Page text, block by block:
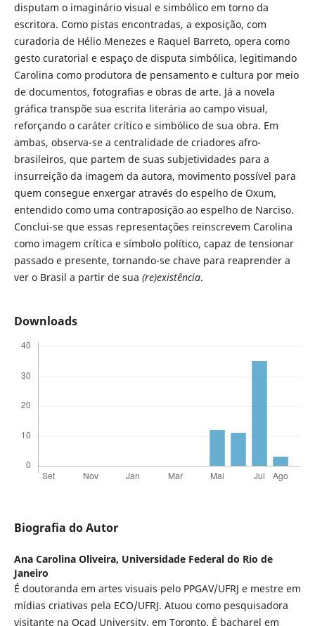
disputam o imaginário visual e simbólico em torno da
escritora. Como pistas encontradas, a exposição, com
curadoria de Hélio Menezes e Raquel Barreto, opera como
gesto curatorial e espaço de disputa simbólica, legitimando
Carolina como produtora de pensamento e cultura por meio
de documentos, fotografias e obras de arte. Já a novela
gráfica transpõe sua escrita literária ao campo visual,
reforçando o caráter crítico e simbólico de sua obra. Em
ambas, observa-se a centralidade de criadores afro-
brasileiros, que partem de suas subjetividades para a
insurreição da imagem da autora, movimento possível para
quem consegue enxergar através do espelho de Oxum,
entendido como uma contraposição ao espelho de Narciso.
Conclui-se que essas representações reinscrevem Carolina
como imagem crítica e símbolo político, capaz de tensionar
passado e presente, tornando-se chave para reaprender a
ver o Brasil a partir de sua (re)existência.
Downloads
Biografia do Autor
Ana Carolina Oliveira, Universidade Federal do Rio de
Janeiro
É doutoranda em artes visuais pelo PPGAV/UFRJ e mestre em
mídias criativas pela ECO/UFRJ. Atuou como pesquisadora
visitante na Ocad University, em Toronto. É bacharel em